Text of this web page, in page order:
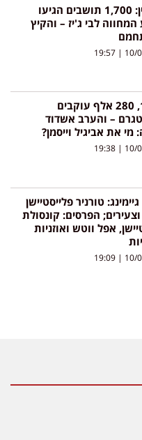
מודיעין: 1,700 תושבים הגיעו
לבי ג'יז – והקיץ
10/
בת 13, 280 אלף עוקבים
– והערב אשדוד
מי את אביגיל וייסמן?
10/
טורניר פלייסטיישן
הפרסים: קונסולת
אפל ווטש ואוזניות
10/